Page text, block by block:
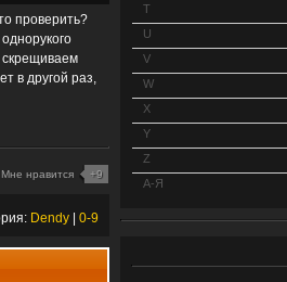
проверить?
скрещиваем
в другой раз,
Мне нравится +9
Dendy 0-9
T
U
V
W
X
Y
Z
А-Я